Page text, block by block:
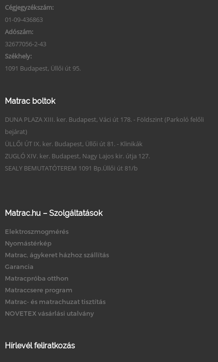
Cégjegyzékszám:
01-09-436863
Adószám:
32677056-2-43
Székhely:
1091 Budapest, Üllői út 95.
Matrac boltok
DUNA PLAZA XIII. ker. Budapest, Váci út 178. - Földszint (Parkoló felőli
bejárat)
ÜLLŐI ÚT IX. ker. Budapest, Üllői út 81. - Klinikák
ZUGLÓ XIV. ker. Budapest, Nagy Lajos kir. útja 127.
SEALY BEMUTATÓTEREM 1091 Bp.Üllői út 81/b
Matrac.hu – Szolgáltatások
Elektroszmogmérés
Nyomástérkép
Matrac, ágykeret házhoz szállítás
Garancia
Matracpróba otthon
Matraccsere program
Matrac- és matrachuzat tisztítás
NOVETEX vásárlási utalvány
Hírlevél feliratkozás